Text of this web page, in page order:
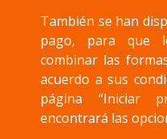
También se han
pago, para que
combinar las
acuerdo a sus
página “Iniciar
encontrará las